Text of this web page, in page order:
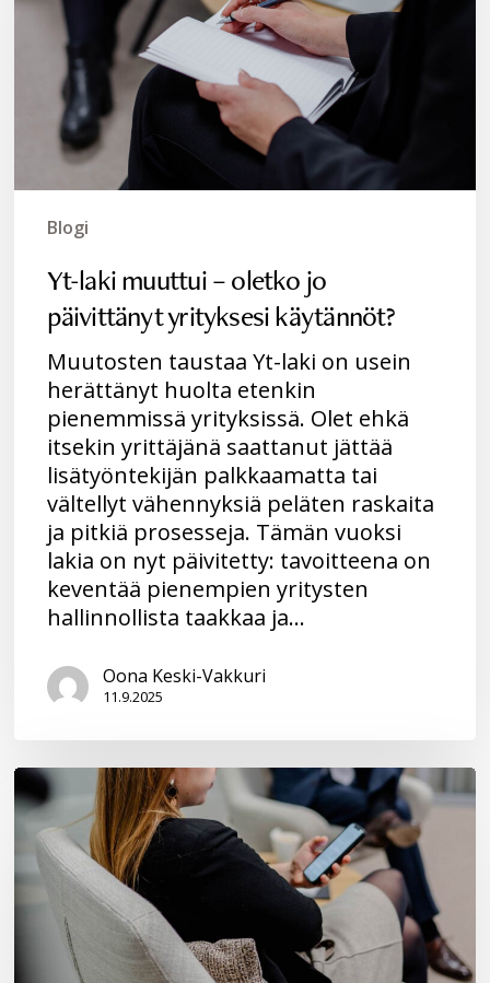
oletko
päivittänyt
yrityksesi
käytännöt?
Blogi
Yt-laki muuttui – oletko jo
päivittänyt yrityksesi käytännöt?
Muutosten taustaa Yt-laki on usein
herättänyt huolta etenkin
pienemmissä yrityksissä. Olet ehkä
itsekin yrittäjänä saattanut jättää
lisätyöntekijän palkkaamatta tai
vältellyt vähennyksiä peläten raskaita
ja pitkiä prosesseja. Tämän vuoksi
lakia on nyt päivitetty: tavoitteena on
keventää pienempien yritysten
hallinnollista taakkaa ja…
Oona Keski-Vakkuri
11.9.2025
Tekoäly
–
älykäs
avustaja
harhaanjohtava
asiantuntija?